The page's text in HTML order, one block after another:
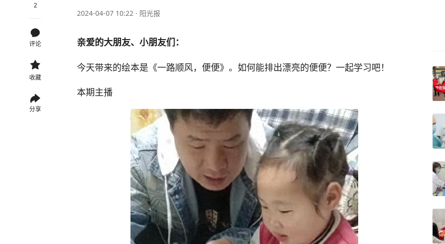
2
评论
收藏
分享
2024-04-07 10:22 · 阳光报
亲爱的大朋友、小朋友们：
今天带来的绘本是《一路顺风，便便》。如何能排出漂亮的便便？一起学习吧！
本期主播